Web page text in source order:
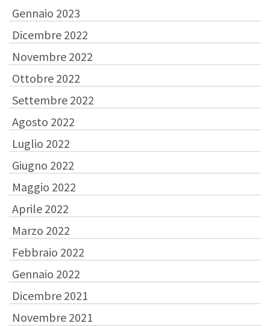
Gennaio 2023
Dicembre 2022
Novembre 2022
Ottobre 2022
Settembre 2022
Agosto 2022
Luglio 2022
Giugno 2022
Maggio 2022
Aprile 2022
Marzo 2022
Febbraio 2022
Gennaio 2022
Dicembre 2021
Novembre 2021